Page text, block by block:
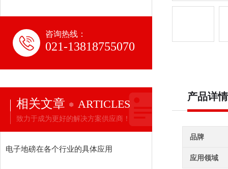
咨询热线：
021-13818755070
相关文章 ARTICLES
致力于成为更好的解决方案供应商！
电子地磅在各个行业的具体应用
产品详情
品牌
应用领域